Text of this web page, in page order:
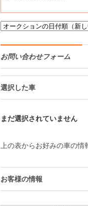
お問い合わせフォーム
選択した車
まだ選択されていません
上の表からお好みの車の
お客様の情報